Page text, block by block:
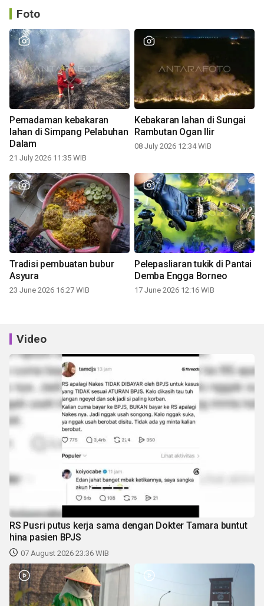
Foto
Pemadaman kebakaran
lahan di Simpang Pelabuhan
Dalam
21 July 2026 11:35 WIB
Kebakaran lahan di Sungai
Rambutan Ogan Ilir
08 July 2026 12:34 WIB
Tradisi pembuatan bubur
Asyura
23 June 2026 16:27 WIB
Pelepasliaran tukik di Pantai
Demba Engga Borneo
17 June 2026 12:16 WIB
Video
RS Pusri putus kerja sama dengan Dokter Tamara buntut
hina pasien BPJS
07 August 2026 23:36 WIB